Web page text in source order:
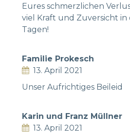
Eures schmerzlichen
viel Kraft und Zuversicht in
Tagen!
Familie Prokesch
13. April 2021
Unser Aufrichtiges Beileid
Karin und Franz Müllner
13. April 2021